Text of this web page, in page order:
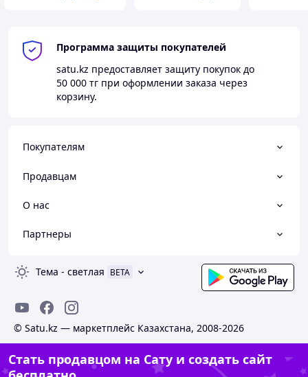
Программа защиты покупателей
satu.kz предоставляет защиту покупок до
50 000 тг при оформлении заказа через
корзину.
Покупателям
Продавцам
О нас
Партнеры
Тема - светлая BETA
© Satu.kz — маркетплейс Казахстана, 2008-2026
Стать продавцом на Сату и создать сайт